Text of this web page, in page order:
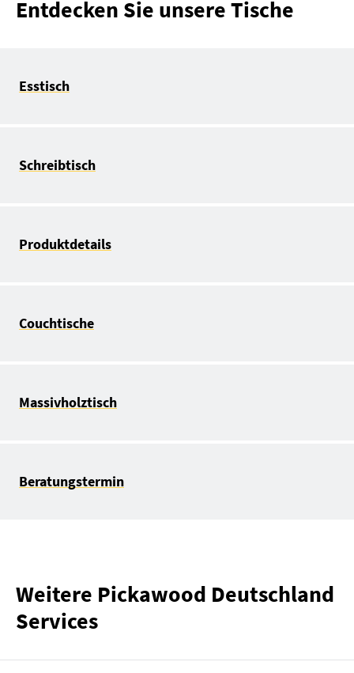
Entdecken Sie unsere Tische
Esstisch
Schreibtisch
Produktdetails
Couchtische
Massivholztisch
Beratungstermin
Weitere Pickawood Deutschland
Services